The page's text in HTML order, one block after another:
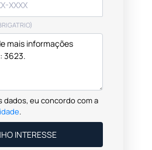
dados, eu concordo com a
.
TENHO INTERESSE